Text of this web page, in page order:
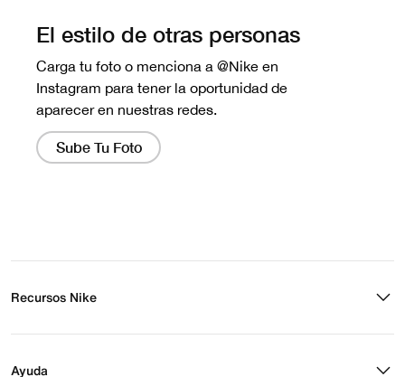
Recursos Nike
Regístrate para recibir correos
Ayuda